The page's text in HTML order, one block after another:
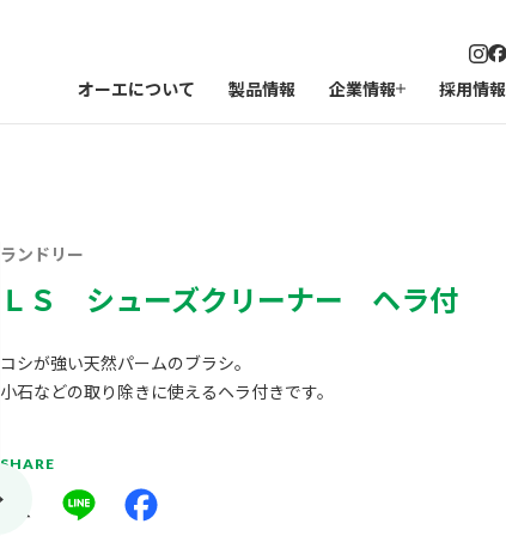
オーエについて 製品情報 企業情報 採用情報
ランドリー
ＬＳ シューズクリーナー ヘラ付
コシが強い天然パームのブラシ。
小石などの取り除きに使えるヘラ付きです。
SHARE
Line